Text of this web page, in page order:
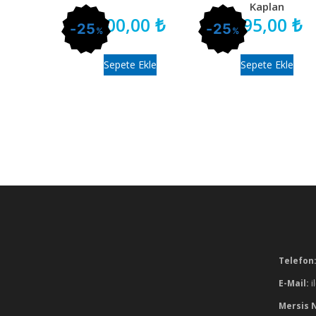
25%
300,00 ₺
Sepete Ekle
25%
Kaplan
195,00 ₺
Sepete Ekle
Telefon:
E-Mail:
Mersis